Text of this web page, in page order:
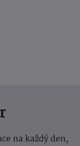
na každý den,